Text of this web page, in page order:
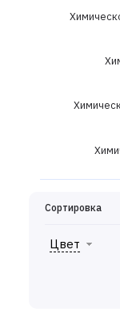
Сортировка
Цвет